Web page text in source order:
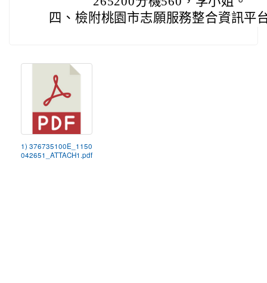
四、 檢附桃園市志願服務整合資訊平
1) 376735100E_1150
042651_ATTACH1.pdf